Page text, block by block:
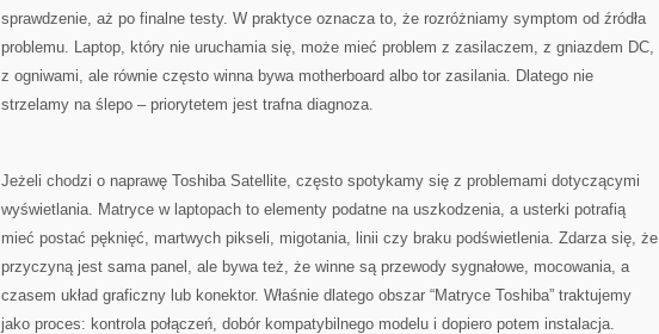
sprawdzenie, aż po finalne testy. W praktyce oznacza to, że rozróżniamy symptom od źródła
problemu. Laptop, który nie uruchamia się, może mieć problem z zasilaczem, z gniazdem DC,
z ogniwami, ale równie często winna bywa motherboard albo tor zasilania. Dlatego nie
strzelamy na ślepo – priorytetem jest trafna diagnoza.
Jeżeli chodzi o naprawę Toshiba Satellite, często spotykamy się z problemami dotyczącymi
wyświetlania. Matryce w laptopach to elementy podatne na uszkodzenia, a usterki potrafią
mieć postać pęknięć, martwych pikseli, migotania, linii czy braku podświetlenia. Zdarza się, że
przyczyną jest sama panel, ale bywa też, że winne są przewody sygnałowe, mocowania, a
czasem układ graficzny lub konektor. Właśnie dlatego obszar “Matryce Toshiba” traktujemy
jako proces: kontrola połączeń, dobór kompatybilnego modelu i dopiero potem instalacja.